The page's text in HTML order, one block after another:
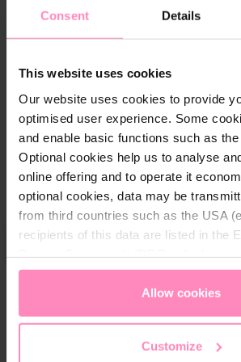
Consent Details
This website uses cookies
Our website uses cookies to provide
optimised user experience. Some
and enable basic functions such as the
Optional cookies help us to analyse
online offering and to operate it
optional cookies, data may be
from third countries such as the USA
recipients of this data are listed in the
appropriate level of data protection.
only allow necessary
access and change your chosen
Allow cookies
Customize
S(Denne mulighed er i øjeblikket
V M (Denne mulighed er i
L(Denne mulighed
XL
15
2.859,00 DKK Priser er inkl.
Tilføj til
Klar til forsendelse,
1-3 hverdage
Gratis fragt fra 899 kr.